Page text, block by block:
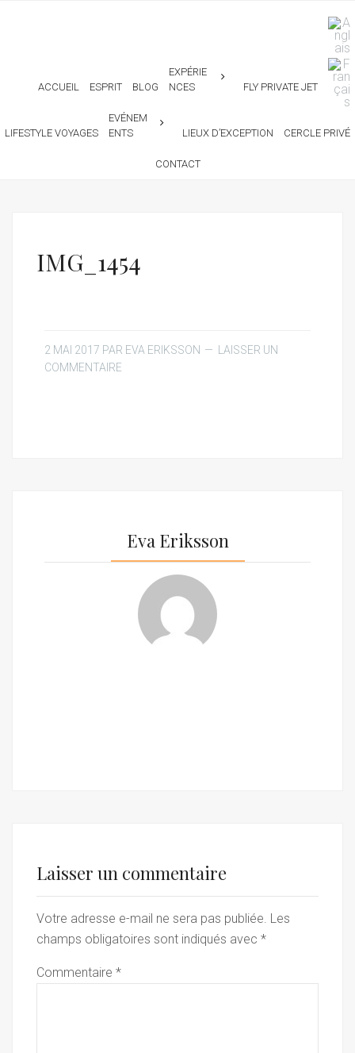
ACCUEIL ESPRIT BLOG
EXPÉRIE
NCES
FLY PRIVATE JET
LIFESTYLE VOYAGES
EVÉNEM
ENTS
LIEUX D’EXCEPTION CERCLE PRIVÉ
CONTACT
IMG_1454
2 MAI 2017 PAR EVA ERIKSSON
LAISSER UN
COMMENTAIRE
Eva Eriksson
Laisser un commentaire
Votre adresse e-mail ne sera pas publiée. Les
champs obligatoires sont indiqués avec *
Commentaire *